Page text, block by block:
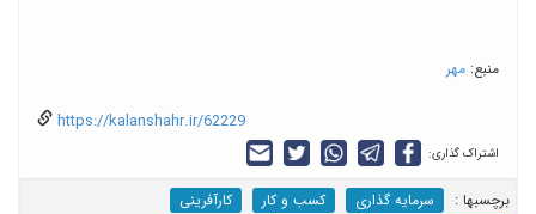
منبع: مهر
https://kalanshahr.ir/62229
اشتراک گذاری:
برچسب‎ها : سرمایه گذاری کسب و کار
کارآفرینی